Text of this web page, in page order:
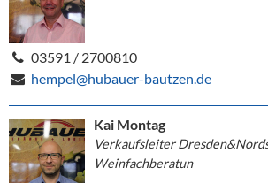
03591 / 2700810
hempel@hubauer-bautzen.de
Kai Montag
Verkaufsleiter
Weinfachberatun